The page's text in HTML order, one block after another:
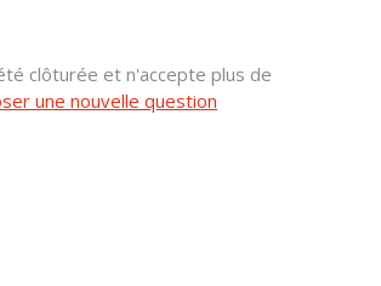
clôturée et n'accepte plus de
une nouvelle question